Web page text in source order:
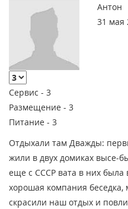
Антон
31 мая
Сервис - 3
Размещение - 3
Питание - 3
Отдыхали там Дважды:
жили в двух домиках высе-
еще с СССР вата в них была
хорошая компания беседка,
скрасили наш отдых и